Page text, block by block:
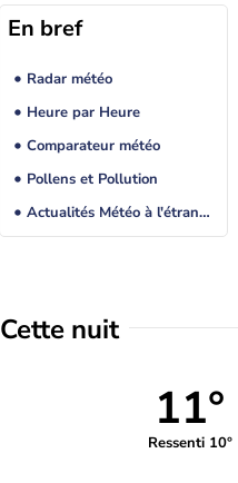
En bref
Radar météo
Heure par Heure
Comparateur météo
Pollens et Pollution
Actualités Météo à l'étranger
Cette nuit
11°
Ressenti 10°